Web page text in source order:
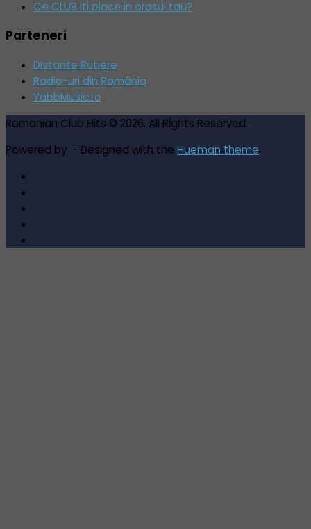
Ce CLUB iti place in orasul tau?
Parteneri
Distante Rutiere
Radio-uri din România
YabbMusic.ro
Romanian Club Hits © 2026. All Rights Reserved.
Powered by - Designed with the Hueman theme